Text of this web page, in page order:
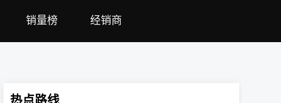
销量榜 经销商
热点路线